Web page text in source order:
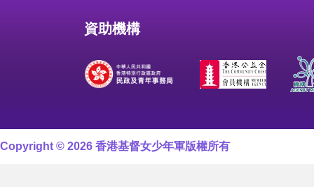
資助機構
Copyright © 2026 香港基督女少年軍版權所有